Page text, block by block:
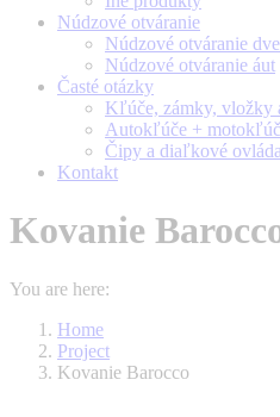
Núdzové otváranie
Núdzové otváranie
Núdzové otváranie áut
Časté otázky
Kľúče, zámky, vložky
Autokľúče +
Čipy a diaľkové
Kontakt
Kovanie
You are here:
Home
Project
Kovanie Barocco